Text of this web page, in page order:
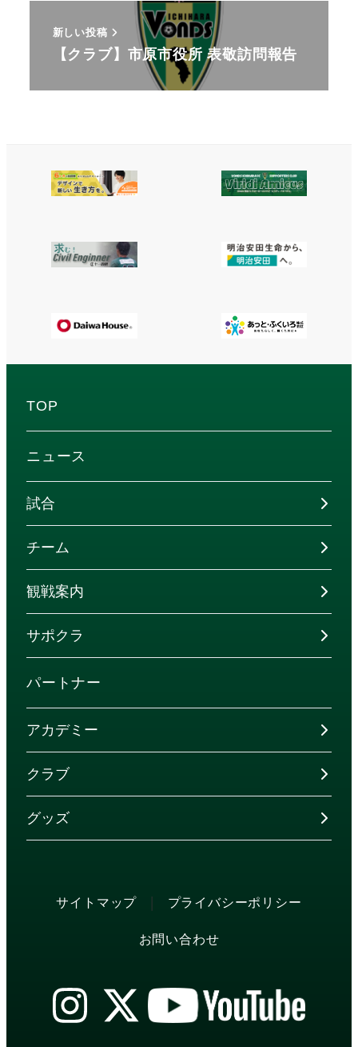
新しい投稿
【クラブ】市原市役所 表敬訪問報告
TOP
ニュース
試合
チーム
観戦案内
サポクラ
パートナー
アカデミー
クラブ
グッズ
サイトマップ | プライバシーポリシー
お問い合わせ